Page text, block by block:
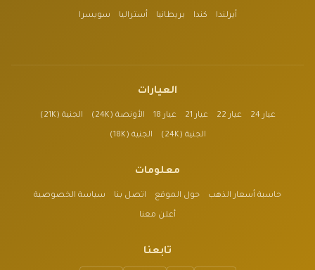
أيرلندا كندا بريطانيا أستراليا سويسرا
العيارات
عيار 24 عيار 22 عيار 21 عيار 18 الأونصة (24K) الجنية (21K)
الجنية (24K) الجنية (18K)
معلومات
حاسبة أسعار الذهب حول الموقع اتصل بنا سياسة الخصوصية
أعلن معنا
تابعنا